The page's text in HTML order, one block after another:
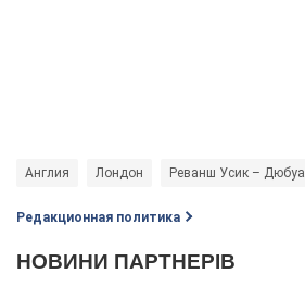
Англия Лондон Реванш Усик – Дюбуа
Редакционная политика